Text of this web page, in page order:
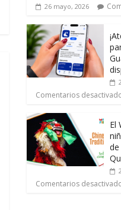
26 mayo, 2026
Comentarios
El
de
Comentarios